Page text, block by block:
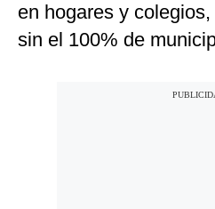
en hogares y
sin el 100% de